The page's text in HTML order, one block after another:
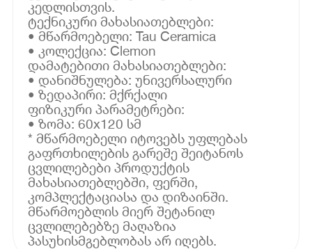
კედლისთვის.
ტექნიკური მახასიათებლები:
• მწარმოებელი: Tau Ceramica
• კოლექცია: Clemon
დამატებითი მახასიათებლები:
• დანიშნულება: უნივერსალური
• ზედაპირი: მქრქალი
ფიზიკური პარამეტრები:
• ზომა: 60x120 სმ
* მწარმოებელი იტოვებს უფლებას
გაფრთხილების გარეშე შეიტანოს
ცვლილებები პროდუქტის
მახასიათებლებში, ფერში,
კომპლექტაციასა და დიზაინში.
მწარმოებლის მიერ შეტანილ
ცვლილებებზე მაღაზია
პასუხისმგებლობას არ იღებს.